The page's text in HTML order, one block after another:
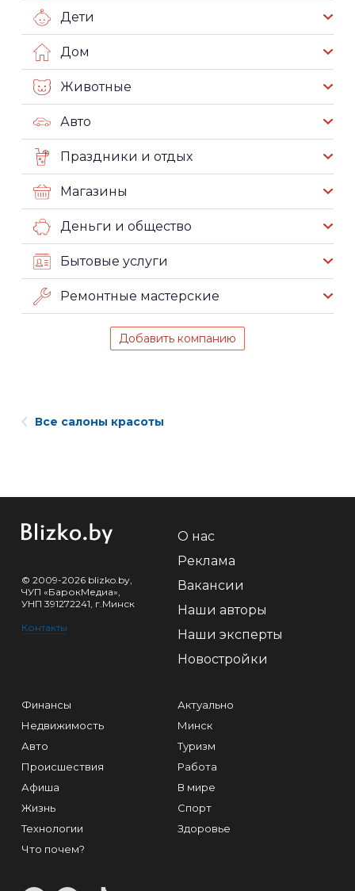
Дети
Дом
Животные
Авто
Праздники и отдых
Магазины
Деньги и общество
Бытовые услуги
Ремонтные мастерские
Добавить компанию
Все салоны красоты
© 2009-2026 blizko.by,
ЧУП «БарокМедиа»,
УНП 391272241, г.Минск
Контакты
О нас
Реклама
Вакансии
Наши авторы
Наши эксперты
Новостройки
Финансы
Недвижимость
Авто
Происшествия
Афиша
Жизнь
Технологии
Что почем?
Актуально
Минск
Туризм
Работа
В мире
Спорт
Здоровье